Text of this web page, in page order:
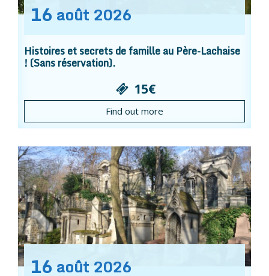
16 août 2026
Histoires et secrets de famille au Père-Lachaise
! (Sans réservation).
15€
Find out more
16 août 2026